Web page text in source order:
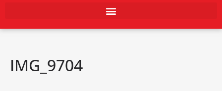
IMG_9704